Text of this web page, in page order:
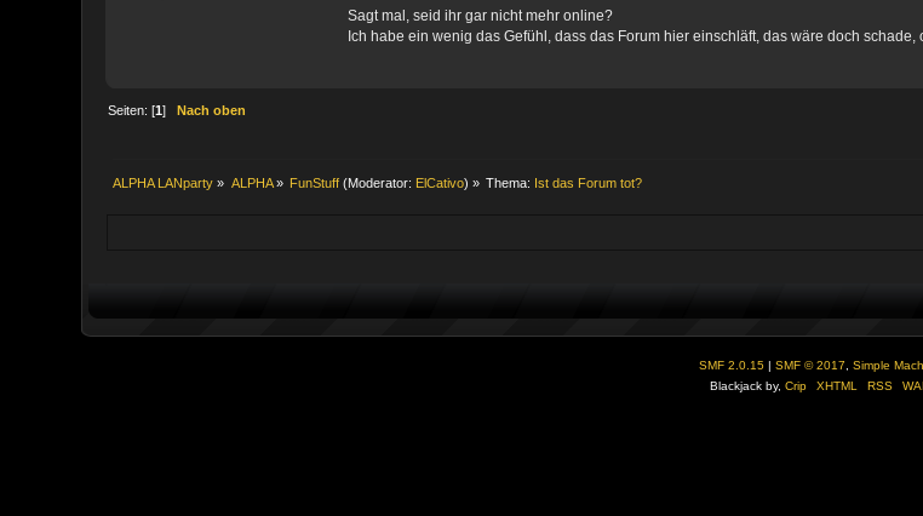
Sagt mal, seid ihr gar nicht mehr online?
Ich habe ein wenig das Gefühl, dass das Forum hier einschläft, das wäre doch schade,
Seiten: [1]Nach oben
ALPHA LANparty » ALPHA» FunStuff (Moderator: ElCativo) » Thema: Ist das Forum tot?
SMF 2.0.15 | SMF © 2017
Simple
Blackjack by, Crip XHTML RSS